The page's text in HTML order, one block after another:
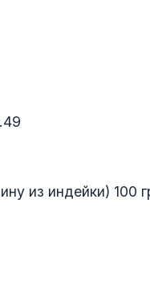
из индейки) 100